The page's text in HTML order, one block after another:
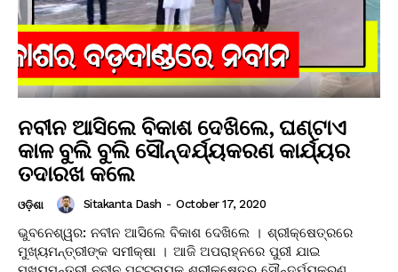
ନବୀନ ଆସିଲେ ବିକାଶ ଦେଖିଲେ, ଘଣ୍ଟାଏ
କାଳ ବୁଲି ବୁଲି ସୌନ୍ଦର୍ଯ୍ୟକରଣ କାର୍ଯ୍ୟର
ତଦାରଖ କଲେ
ଓଡ଼ିଶା Sitakanta Dash - October 17, 2020
ଭୁବନେଶ୍ୱର: ନବୀନ ଆସିଲେ ବିକାଶ ଦେଖିଲେ । ଶ୍ରୀକ୍ଷେତ୍ରରେ
ମୁଖ୍ୟମନ୍ତ୍ରୀଙ୍କ ସମୀକ୍ଷା । ଆଜି ଅପରାହ୍ନରେ ପୁରୀ ଯାଇ